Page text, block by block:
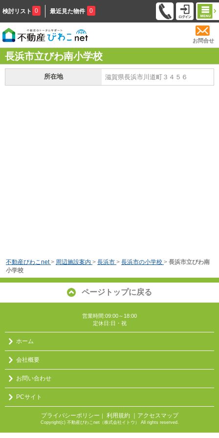
検討リスト 0 最近見た物件 0
お問合せ
長浜市立びわ南小学校
所在地 滋賀県長浜市川道町３４５６
不動産びわこnet > 周辺施設案内 > 長浜市 > 長浜市の小学校 > 長浜市立びわ南
小学校
ページトップに戻る
営業時間:09:00～18:00
定休日:日・祝
ホーム
会社概要
お問い合わせ
PCサイト
プライバシーポリシー ｜ 利用規約 ｜アクセスマップ
Copyright(c) 不動産びわこnet（株式会社イトウ） All rights reserved.